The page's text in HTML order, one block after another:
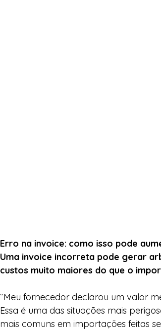
Erro na invoice: como isso pode
Uma invoice incorreta pode gerar
custos muito maiores do que o
“Meu fornecedor declarou um valor
Essa é uma das situações mais
mais comuns em importações feitas